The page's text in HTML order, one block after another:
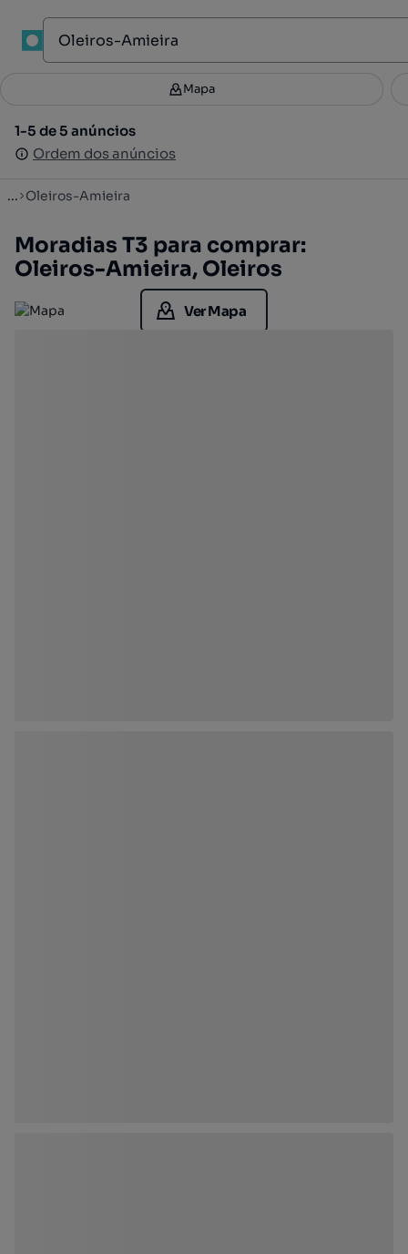
Filtros 3
1-5 de 5 anúncios
Ordem dos anúncios
Mapa
1-5 de 5 anúncios
Ordem dos anúncios
... Oleiros-Amieira
Moradias T3 para comprar:
Oleiros-Amieira, Oleiros
Ver Mapa